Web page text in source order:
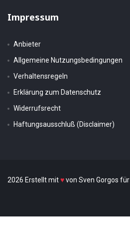
Impressum
Anbieter
Allgemeine Nutzungsbedingungen
Verhaltensregeln
Erklärung zum Datenschutz
Widerrufsrecht
Haftungsausschluß (Disclaimer)
2026 Erstellt mit♥von Sven Gorgos für